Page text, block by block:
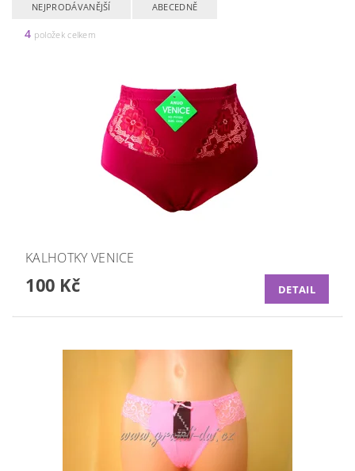
NEJPRODÁVANĚJŠÍ ABECEDNĚ
4 položek celkem
KALHOTKY VENICE
100 Kč DETAIL